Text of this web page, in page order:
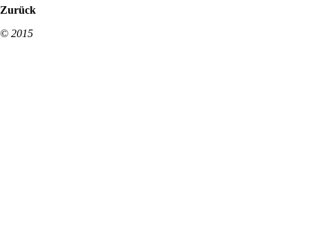
Zurück
© 2015